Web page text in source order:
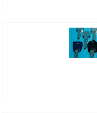
Tip-Tap,
Обувная